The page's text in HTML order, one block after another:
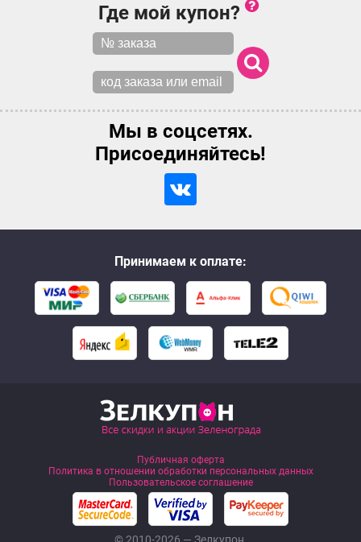
Где мой купон?
Мы в соцсетях.
Присоединяйтесь!
Принимаем к оплате:
Публичная оферта
Политика в отношении обработки персональных данных
Пользовательское соглашение
© 2010-2026 — Зелкупон.